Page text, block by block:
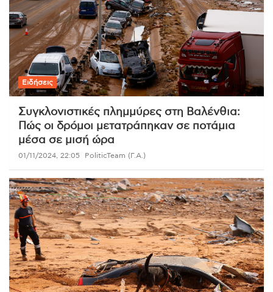
Ειδήσεις
Συγκλονιστικές πλημμύρες στη Βαλένθια:
Πώς οι δρόμοι μετατράπηκαν σε ποτάμια
μέσα σε μισή ώρα
01/11/2024, 22:05 PoliticTeam (Γ.Α.)